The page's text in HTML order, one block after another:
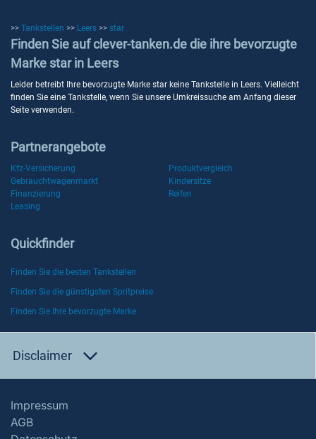
>> Tankstellen >> Leers >> star
Finden Sie auf clever-tanken.de die ihre bevorzugte
Marke star in Leers
Leider betreibt Ihre bevorzugte Marke star keine Tankstelle in Leers. Vielleicht
finden Sie eine Tankstelle, wenn Sie unsere Umkreissuche am Anfang dieser
Seite verwenden.
Partnerangebote
Kfz-Versicherung
Produktvergleich
Gebrauchtwagenmarkt
Kindersitze
Finanzierung
Reifen
Leasing
Quickfinder
Finden Sie die besten Tankstellen
Finden Sie die günstigsten Spritpreise
Finden Sie Ihre bevorzugte Marke
Disclaimer
Impressum
AGB